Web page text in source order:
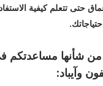
حتى تتعلم كيفية
7 نصائح من شأنها
وآيباد: